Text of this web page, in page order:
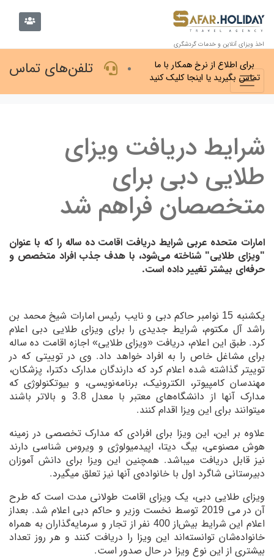
اخذ ویزای آنلاین و خدمات گردشگری
تلفن‌های تماس
برای اطلاع از نرخ همکار با ما
تماس بگیرید یا اینجا کلیک کنید
شرایط دریافت ویزای
طلایی دبی برای
متخصصان فراهم شد
امارات متحده عربی شرایط دریافت اقامت ده ساله را که با عنوان
"ویزای طلایی" شناخته می‌شود، با هدف جذب افراد متخصص و
حرفه‌ای بیشتر تغییر داده است.
یکشنبه 15 نوامبر حاکم دبی و نایب رئیس امارات شیخ محمد بن
راشد آل مکتوم، شرایط جدیدی را برای ویزای طلایی دبی اعلام
کرد. طبق این اعلام، دریافت «ویزای طلایی» اجازه اقامت ده ساله
برای مشاغل خاص را به افراد خواهد داد. وی در توییتی که در
توییتر گذاشته شده اعلام کرد که دارندگان مدارک دکترا، پزشکان،
مهندسان کامپیوتر، الکترونیک، برنامه‌نویسی، و بیوتکنولوژی که
مدارک آنها از دانشگاه‌های معتبر با معدل 3.8 و بالاتر باشند
میتوانند برای این ویزا اقدام کنند.
علاوه بر این، این ویزا برای افرادی که مدارک تخصصی در زمینه
هوش مصنوعی، بیگ دیتا، اپیدمیولوژی و ویروس شناسی دارند
نیز قابل دریافت میباشد. همچنین این ویزا برای دانش آموزان
دبیرستانی شاگرد اول با خانواده‌ی آنها نیز تعلق میگیرد.
ویزای طلایی دبی، یک ویزای اقامت طولانی مدت است که طرح
آن در می 2019 توسط نخست وزیر و حاکم دبی اعلام شد. بعداز
اعلام این شرایط بیش‌از 400 نفر از تجار و سرمایه‌گذاران به همراه
خانواده‌شان توانسته‌اند این ویزا را دریافت کنند و هر روز تعداد
بیشتری از این نوع ویزا در حال صدور است.